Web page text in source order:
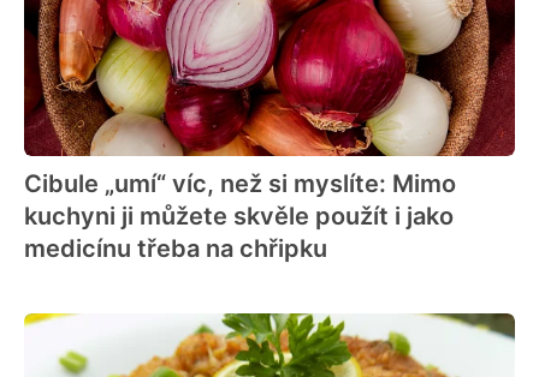
Cibule „umí“ víc, než si myslíte: Mimo
kuchyni ji můžete skvěle použít i jako
medicínu třeba na chřipku